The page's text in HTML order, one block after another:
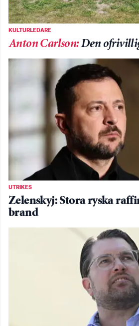
KULTURLEDARE
Anton Carlson:Den
UTRIKES
Zelenskyj: Stora ryska
brand